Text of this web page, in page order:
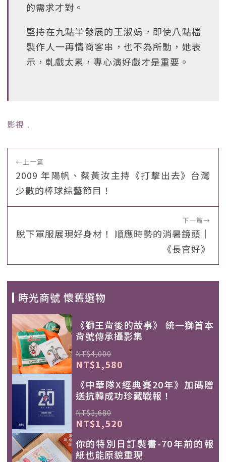
的需求才對。
堅持在九點半發展的王淑娟，即使八點檔
製作人一再情商客串，也不為所動，她表
示，軋戲太累，專心演好戲才是重要。
影視 ﹒
←上一篇
2009 年陽帆、蔡黃汝主持《打擊出去》台灣
少數的棒球綜藝節目！
下一篇→
脫下軍服展現好身材！ 順應時勢的消暑鏡頭｜
《長官好》
時光商號 懷舊選物
《獅王背後的故事》 統一獅首本
背號傳承攝影集
NT$4,000
NT$1,580
《中華隊X經典賽20年》加碼贈
送抗韓成功珍藏戰報！
NT$3,680
NT$1,520
你的特別日訂製書-70年前的報
紙也能原貌重現